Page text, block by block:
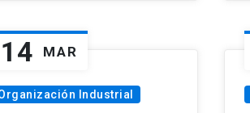
14 MAR
Industrial